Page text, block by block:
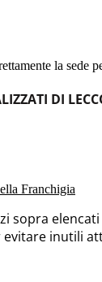
la sede
DI
Franchigia
sopra
inutili